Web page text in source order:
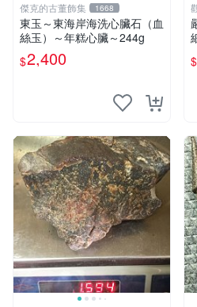
傑克的古董飾集 1668
東玉～東海岸海洗心臟石（血
絲玉）～年糕心臟～244g
$2,400
$